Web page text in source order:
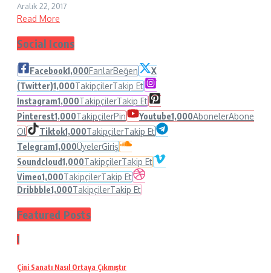
Aralık 22, 2017
Read More
Social Icons
Facebook1,000FanlarBeğen
X
(Twitter)1,000TakipçilerTakip Et
Instagram1,000TakipçilerTakip Et
Pinterest1,000TakipçilerPin Youtube1,000AbonelerAbone
Ol
Tiktok1,000TakipçilerTakip Et
Telegram1,000ÜyelerGiriş
Soundcloud1,000TakipçilerTakip Et
Vimeo1,000TakipçilerTakip Et
Dribbble1,000TakipçilerTakip Et
Featured Posts
1
Çini Sanatı Nasıl Ortaya Çıkmıştır